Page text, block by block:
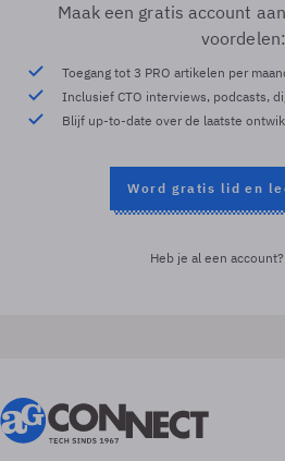
Maak een gratis account
voordelen:
Toegang tot 3 PRO artikelen per
Inclusief CTO interviews, podcasts,
Blijf up-to-date over de laatste
Word gratis lid en
Heb je al een account?